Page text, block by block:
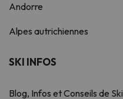
Andorre
Alpes autrichiennes
SKI INFOS
Blog, Infos et Conseils de Ski